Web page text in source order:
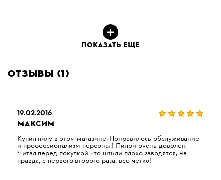
ПОКАЗАТЬ ЕЩЕ
Отзывы (1)
19.02.2016
МАКСИМ
Купил пилу в этом магазине. Понравилось обслуживание
и профессионализм персонал! Пилой очень доволен.
Читал перед покупкой что штили плохо заводятся, не
правда, с первого-второго раза, все четко!